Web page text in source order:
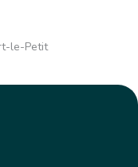
le-Petit